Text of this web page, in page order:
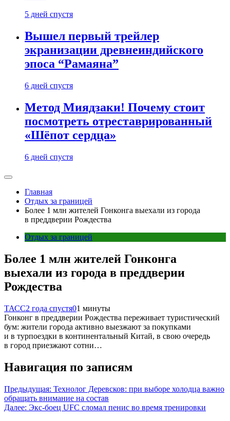
5 дней спустя
Вышел первый трейлер
экранизации древнеиндийского
эпоса “Рамаяна”
6 дней спустя
Метод Миядзаки! Почему стоит
посмотреть отреставрированный
«Шёпот сердца»
6 дней спустя
Главная
Отдых за границей
Более 1 млн жителей Гонконга выехали из города
в преддверии Рождества
Отдых за границей
Более 1 млн жителей Гонконга
выехали из города в преддверии
Рождества
ТАСС2 года спустя01 минуты
Гонконг в преддверии Рождества переживает туристический
бум: жители города активно выезжают за покупками
и в турпоездки в континентальный Китай, в свою очередь
в город приезжают сотни…
Навигация по записям
Предыдущая: Технолог Деревсков: при выборе холодца важно
обращать внимание на состав
Далее: Экс-боец UFC сломал пенис во время тренировки